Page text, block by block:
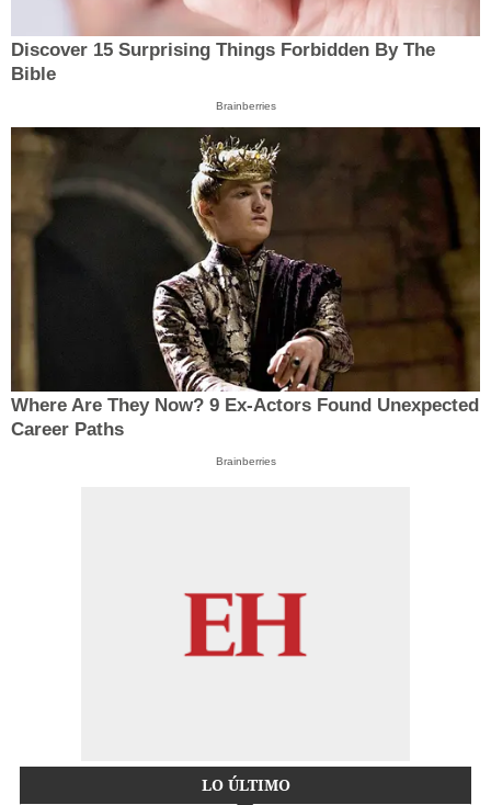
Discover 15 Surprising Things Forbidden By The
Bible
Brainberries
Where Are They Now? 9 Ex-Actors Found Unexpected
Career Paths
Brainberries
LO ÚLTIMO